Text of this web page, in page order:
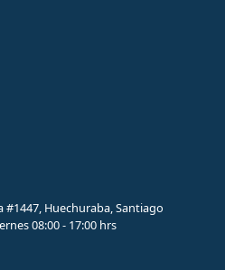
#1447, Huechuraba, Santiago
08:00 - 17:00 hrs